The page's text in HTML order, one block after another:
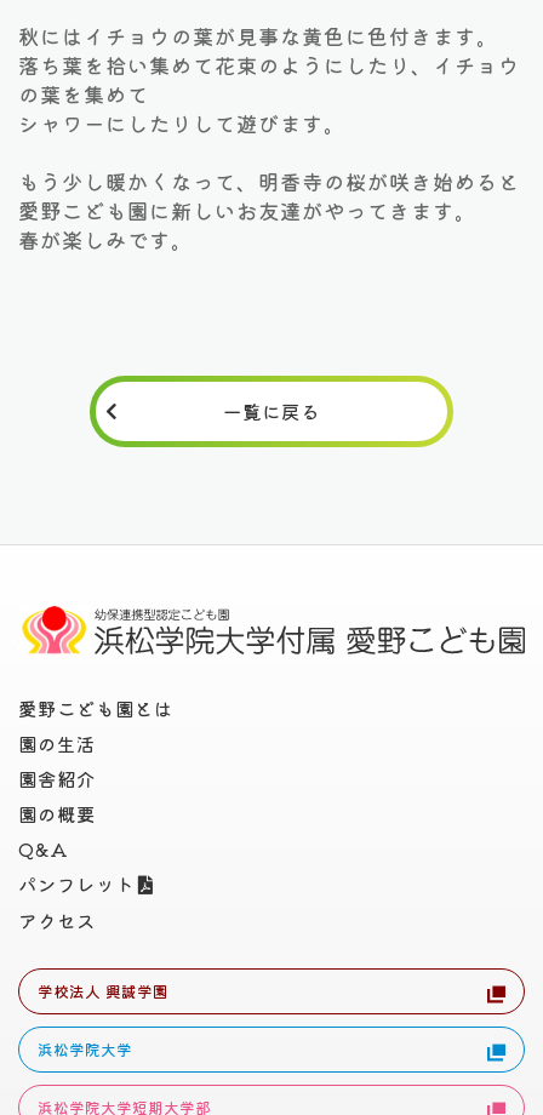
秋にはイチョウの葉が見事な黄色に色付きます。
落ち葉を拾い集めて花束のようにしたり、イチョウ
の葉を集めて
シャワーにしたりして遊びます。
もう少し暖かくなって、明香寺の桜が咲き始めると
愛野こども園に新しいお友達がやってきます。
春が楽しみです。
一覧に戻る
愛野こども園とは
園の生活
園舎紹介
園の概要
Q&A
パンフレット
アクセス
学校法人 興誠学園
浜松学院大学
浜松学院大学短期大学部